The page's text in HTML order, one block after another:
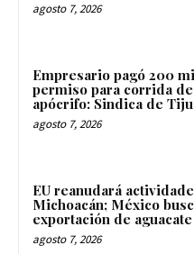
agosto 7, 2026
Empresario pagó 200
permiso para corrida
apócrifo: Sindica de
agosto 7, 2026
EU reanudará
Michoacán; México
exportación de aguacate
agosto 7, 2026